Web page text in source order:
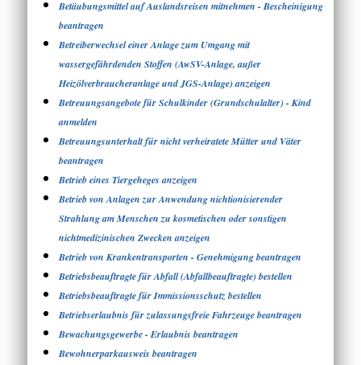
Betäubungsmittel auf Auslandsreisen mitnehmen - Bescheinigung
beantragen
Betreiberwechsel einer Anlage zum Umgang mit
wassergefährdenden Stoffen (AwSV-Anlage, außer
Heizölverbraucheranlage und JGS-Anlage) anzeigen
Betreuungsangebote für Schulkinder (Grundschulalter) - Kind
anmelden
Betreuungsunterhalt für nicht verheiratete Mütter und Väter
beantragen
Betrieb eines Tiergeheges anzeigen
Betrieb von Anlagen zur Anwendung nichtionisierender
Strahlung am Menschen zu kosmetischen oder sonstigen
nichtmedizinischen Zwecken anzeigen
Betrieb von Krankentransporten - Genehmigung beantragen
Betriebsbeauftragte für Abfall (Abfallbeauftragte) bestellen
Betriebsbeauftragte für Immissionsschutz bestellen
Betriebserlaubnis für zulassungsfreie Fahrzeuge beantragen
Bewachungsgewerbe - Erlaubnis beantragen
Bewohnerparkausweis beantragen